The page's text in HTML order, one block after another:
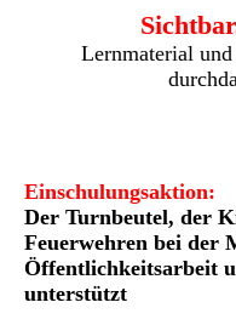
Lernmaterial und
Einschulungsaktion:
Der Turnbeutel, der
Feuerwehren bei der
Öffentlichkeitsarbeit
unterstützt